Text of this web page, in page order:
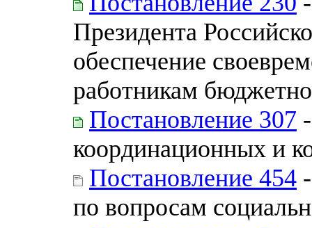
Президента
обеспечение
работникам
Постановление 307
координационных и
Постановление 454
по вопросам